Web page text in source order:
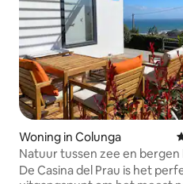
Woning in Colunga
Natuur tussen zee en bergen
del Prau
De Casina del Prau is het